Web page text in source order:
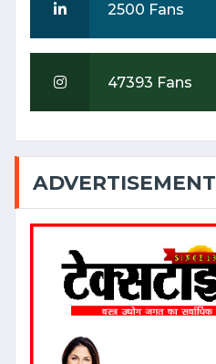
2500 Fans
47393 Fans
ADVERTISEMENT